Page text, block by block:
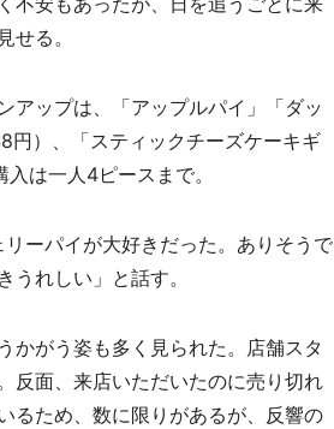
る。
ップは、「アップルパイ」「ダッ
円）、「スティックチーズケーキギ
は一人4ピースまで。
ーパイが大好きだった。ありそうで
れしい」と話す。
がう姿も多く見られた。店舗スタ
反面、来店いただいたのに売り切れ
るため、数に限りがあるが、反響の